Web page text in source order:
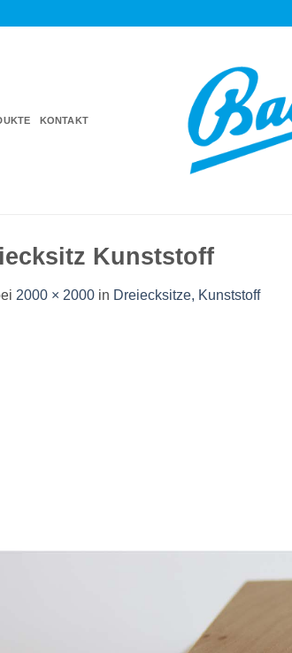
KONTAKT
Kunststoff
2000 × 2000 in Dreiecksitze, Kunststoff